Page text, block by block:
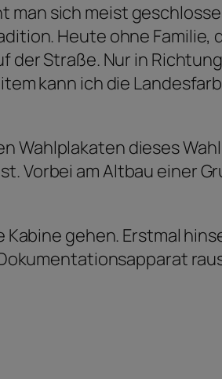
man sich meist
Heute ohne Familie,
der Straße. Nur in
kann ich die
Wahlplakaten dieses
Vorbei am Altbau einer
gehen. Erstmal